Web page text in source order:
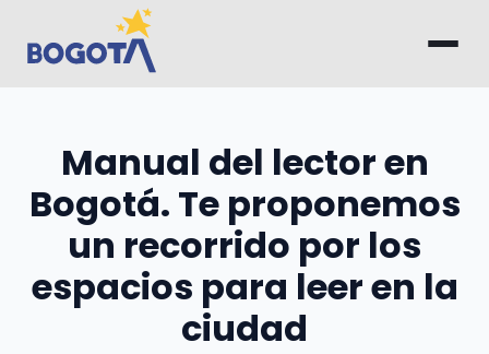
Saltar al contenido principal
Manual del lector en
Bogotá. Te proponemos
un recorrido por los
espacios para leer en la
ciudad